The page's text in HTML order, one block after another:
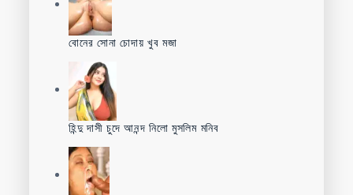
বোনের সোনা চোদায় খুব মজা
হিন্দু দাসী চুদে আনন্দ নিলো মুসলিম মনিব